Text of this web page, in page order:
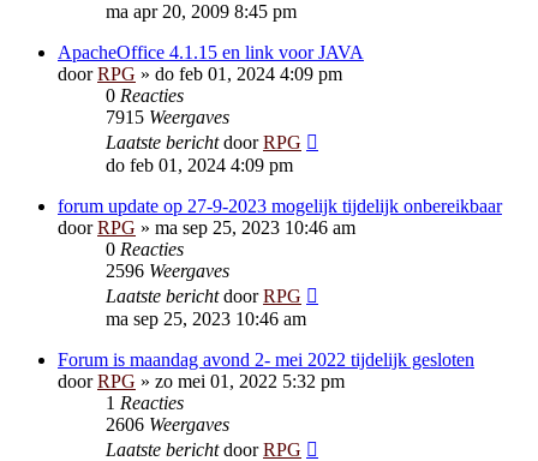
ma apr 20, 2009 8:45 pm
ApacheOffice 4.1.15 en link voor JAVA
doorRPG » do feb 01, 2024 4:09 pm
0 Reacties
7915 Weergaves
Laatste berichtdoorRPG
do feb 01, 2024 4:09 pm
forum update op 27-9-2023 mogelijk tijdelijk onbereikbaar
doorRPG » ma sep 25, 2023 10:46 am
0 Reacties
2596 Weergaves
Laatste berichtdoorRPG
ma sep 25, 2023 10:46 am
Forum is maandag avond 2- mei 2022 tijdelijk gesloten
doorRPG » zo mei 01, 2022 5:32 pm
1 Reacties
2606 Weergaves
Laatste berichtdoorRPG